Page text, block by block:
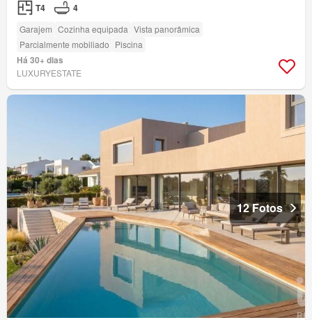
T4 4
Garajem Cozinha equipada Vista panorâmica
Parcialmente mobiliado Piscina
Há 30+ dias
LUXURYESTATE
12 Fotos